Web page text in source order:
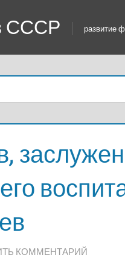
СССР развитие
КОММЕНТАРИЙ